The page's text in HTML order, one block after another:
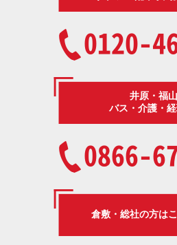
0120-
井原・福山
バス・介護・
0866-
倉敷・総社の方は